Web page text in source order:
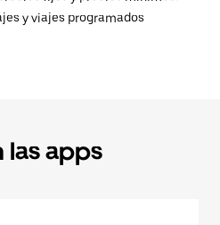
y viajes programados
las apps